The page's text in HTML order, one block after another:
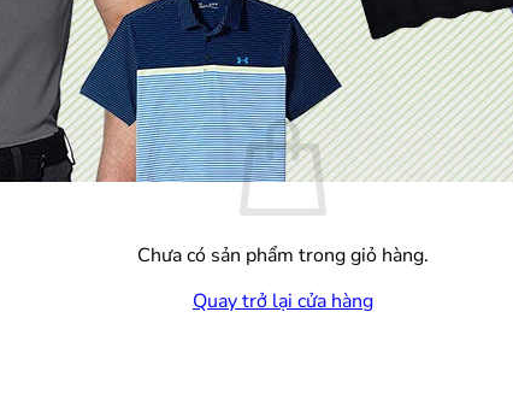
Quay trở lại cửa hàng
Giỏ hàng
Chưa có sản phẩm trong giỏ hàng.
Quay trở lại cửa hàng